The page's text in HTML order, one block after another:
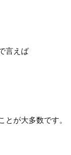
言えば
とが大多数です。